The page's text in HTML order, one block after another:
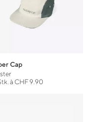
Cap
à CHF 9.90